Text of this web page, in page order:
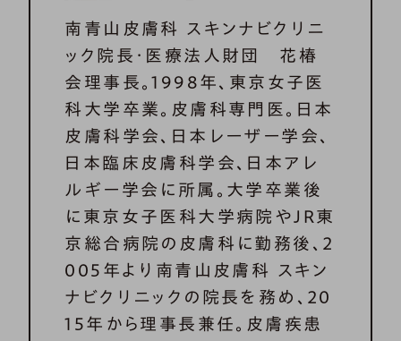
南青山皮膚科 スキンナビクリニ
ック院長・医療法人財団 花椿
会理事長。1998年、東京女子医
科大学卒業。皮膚科専門医。日本
皮膚科学会、日本レーザー学会、
日本臨床皮膚科学会、日本アレ
ルギー学会に所属。大学卒業後
に東京女子医科大学病院やJR東
京総合病院の皮膚科に勤務後、2
005年より南青山皮膚科 スキン
ナビクリニックの院長を務め、20
15年から理事長兼任。皮膚疾患